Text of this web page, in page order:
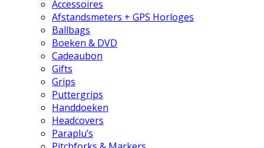
Accessoires
Afstandsmeters + GPS Horloges
Ballbags
Boeken & DVD
Cadeaubon
Gifts
Grips
Puttergrips
Handdoeken
Headcovers
Paraplu’s